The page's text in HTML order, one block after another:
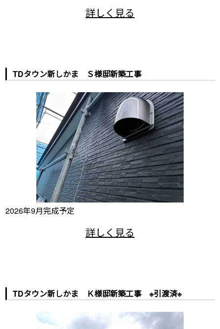
TDタウン新しかま Ｓ様邸新築工事
2026年9月完成予定
TDタウン新しかま Ｋ様邸新築工事 ※引渡済※